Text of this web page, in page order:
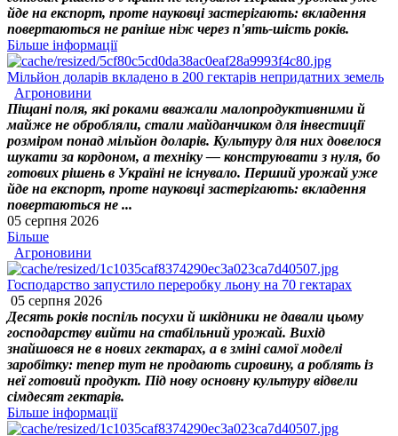
йде на експорт, проте науковці застерігають: вкладення
повертаються не раніше ніж через п'ять-шість років.
Більше інформації
Мільйон доларів вкладено в 200 гектарів непридатних земель
Агроновини
Піщані поля, які роками вважали малопродуктивними й
майже не обробляли, стали майданчиком для інвестиції
розміром понад мільйон доларів. Культуру для них довелося
шукати за кордоном, а техніку — конструювати з нуля, бо
готових рішень в Україні не існувало. Перший урожай уже
йде на експорт, проте науковці застерігають: вкладення
повертаються не ...
05 серпня 2026
Більше
Агроновини
Господарство запустило переробку льону на 70 гектарах
05 серпня 2026
Десять років поспіль посухи й шкідники не давали цьому
господарству вийти на стабільний урожай. Вихід
знайшовся не в нових гектарах, а в зміні самої моделі
заробітку: тепер тут не продають сировину, а роблять із
неї готовий продукт. Під нову основну культуру відвели
сімдесят гектарів.
Більше інформації